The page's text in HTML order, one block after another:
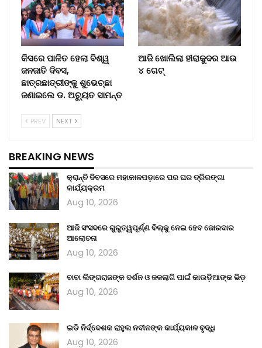
କିସରେ ପାଳିତ ହେଲା ବିଶ୍ୱ
ଜନଜାତି ଦିବସ,
ଛାତ୍ରଛାତ୍ରୀଙ୍କୁ ଶୁଭେଚ୍ଛା
ଜଣାଇଲେ ଡ. ଅଚ୍ୟୁତ ସାମନ୍ତ
ଆଜି ଖୋଲିଲା ହୀରାକୁଦର ଆଉ
୪ ଗେଟ୍
PREV NEXT
BREAKING NEWS
କ୍ରାନ୍ତି ଦିବସରେ ମହାକାଳପଡ଼ାରେ ଘର ଘର ତ୍ରିରଙ୍ଗା
କାର୍ଯ୍ୟକ୍ରମ
Aug 10, 2026
ଆଜି ସଂସଦରେ ଗୁରୁତ୍ୱପୂର୍ଣ୍ଣ ବିଲ୍‌କୁ ନେଇ ହେବ ଜୋରଦାର
ଆଲୋଚନା
Aug 10, 2026
ବାବା ଲିଙ୍ଗରାଜଙ୍କ ଦର୍ଶନ ଓ ଜଳଲାଗି ପାଇଁ କାଉଡ଼ିଆଙ୍କ ଭିଡ଼
Aug 10, 2026
ଇଡି ନିର୍ଦ୍ଦେଶକ ରାହୁଲ ନବୀନଙ୍କ କାର୍ଯ୍ୟକାଳ ବୃଦ୍ଧି
Aug 10, 2026